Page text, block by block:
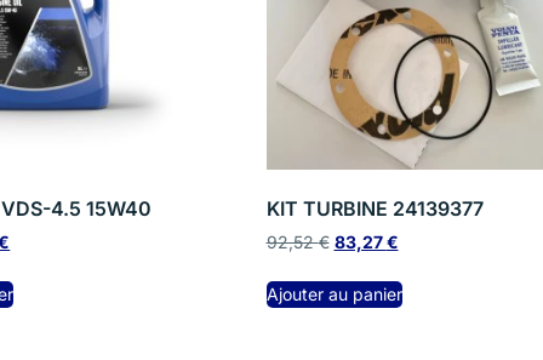
4.5 15W40 KIT TURBINE 24139377
92,52€ 83,27€
Ajouter au panier